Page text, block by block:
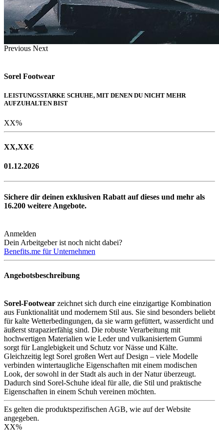
Previous Next
Sorel Footwear
LEISTUNGSSTARKE SCHUHE, MIT DENEN DU NICHT MEHR
AUFZUHALTEN BIST
XX%
XX,XX€
01.12.2026
Sichere dir deinen exklusiven Rabatt auf dieses und mehr als
16.200 weitere Angebote.
Anmelden
Dein Arbeitgeber ist noch nicht dabei?
Benefits.me für Unternehmen
Angebotsbeschreibung
Sorel-Footwear zeichnet sich durch eine einzigartige Kombination
aus Funktionalität und modernem Stil aus. Sie sind besonders beliebt
für kalte Wetterbedingungen, da sie warm gefüttert, wasserdicht und
äußerst strapazierfähig sind. Die robuste Verarbeitung mit
hochwertigen Materialien wie Leder und vulkanisiertem Gummi
sorgt für Langlebigkeit und Schutz vor Nässe und Kälte.
Gleichzeitig legt Sorel großen Wert auf Design – viele Modelle
verbinden wintertaugliche Eigenschaften mit einem modischen
Look, der sowohl in der Stadt als auch in der Natur überzeugt.
Dadurch sind Sorel-Schuhe ideal für alle, die Stil und praktische
Eigenschaften in einem Schuh vereinen möchten.
Es gelten die produktspezifischen AGB, wie auf der Website
angegeben.
XX%